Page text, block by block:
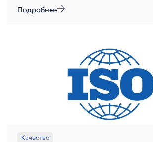
Подробнее
Качество